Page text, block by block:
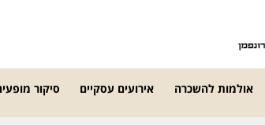
אולמות להשכרה אירועים עסקיים סיקור